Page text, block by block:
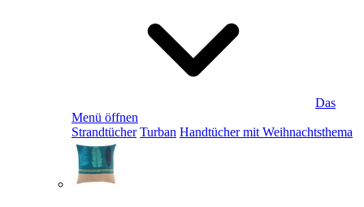
Das
Menü öffnen
Strandtücher Turban Handtücher mit Weihnachtsthema